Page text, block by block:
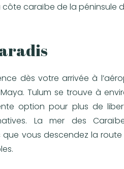
caraïbe de la péninsule
dès votre arrivée à
Tulum se trouve à
option pour plus de
La mer des
vous descendez la